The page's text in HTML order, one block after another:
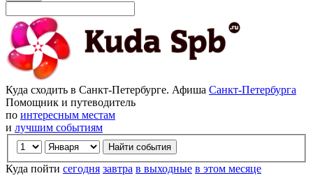
Куда сходить в Санкт-Петербурге. Афиша Санкт-Петербурга
Помощник и путеводитель
по интересным местам
и лучшим событиям
Куда пойти сегодня завтра в выходные в этом месяце